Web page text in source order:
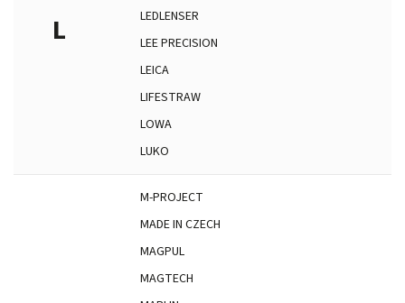
L
LEDLENSER
LEE PRECISION
LEICA
LIFESTRAW
LOWA
LUKO
M-PROJECT
MADE IN CZECH
MAGPUL
MAGTECH